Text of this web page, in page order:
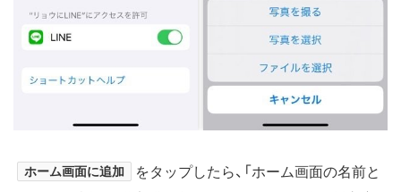
ホーム画面に追加
をタップしたら、「ホーム画面の名前と